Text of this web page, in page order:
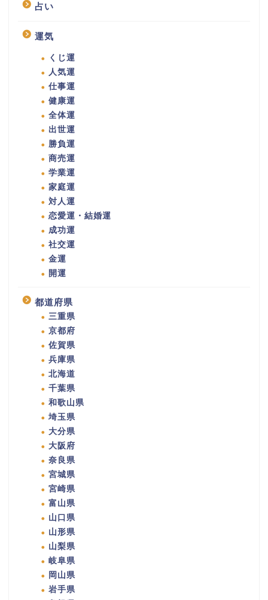
占い
運気
くじ運
人気運
仕事運
健康運
全体運
出世運
勝負運
商売運
学業運
家庭運
対人運
恋愛運・結婚運
成功運
社交運
金運
開運
都道府県
三重県
京都府
佐賀県
兵庫県
北海道
千葉県
和歌山県
埼玉県
大分県
大阪府
奈良県
宮城県
宮崎県
富山県
山口県
山形県
山梨県
岐阜県
岡山県
岩手県